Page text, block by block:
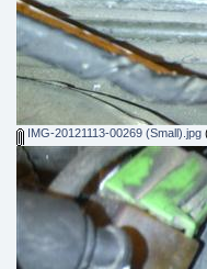
IMG-20121113-00269 (Small).jpg